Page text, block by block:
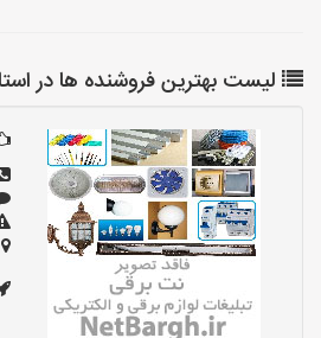
لیست بهترین فروشنده ها در